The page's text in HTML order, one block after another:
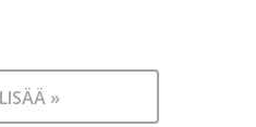
»